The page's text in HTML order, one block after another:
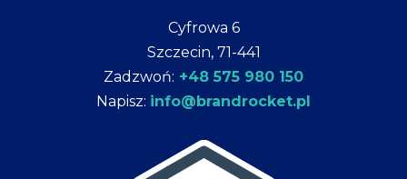
Cyfrowa 6
Szczecin, 71-441
Zadzwoń: +48 575 980 150
Napisz: info@brandrocket.pl